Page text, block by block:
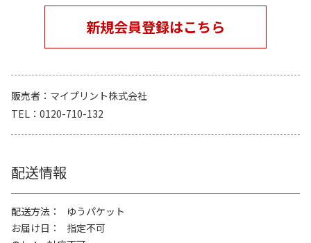
新規会員登録はこちら
販売者
マイプリント株式会社
TEL
0120-710-132
配送情報
配送方法
ゆうパケット
お届け日
指定不可